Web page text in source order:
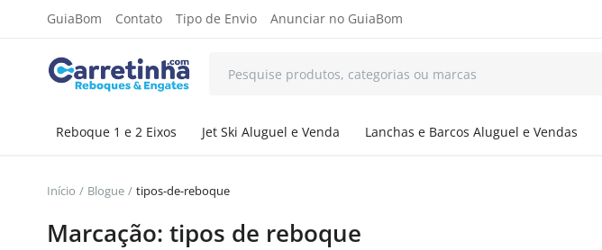
GuiaBom Contato Tipo de Envio Anunciar no GuiaBom
Reboque 1 e 2 Eixos Jet Ski Aluguel e Venda Lanchas e Barcos Aluguel e Vendas
Início Blogue tipos-de-reboque
Marcação: tipos de reboque